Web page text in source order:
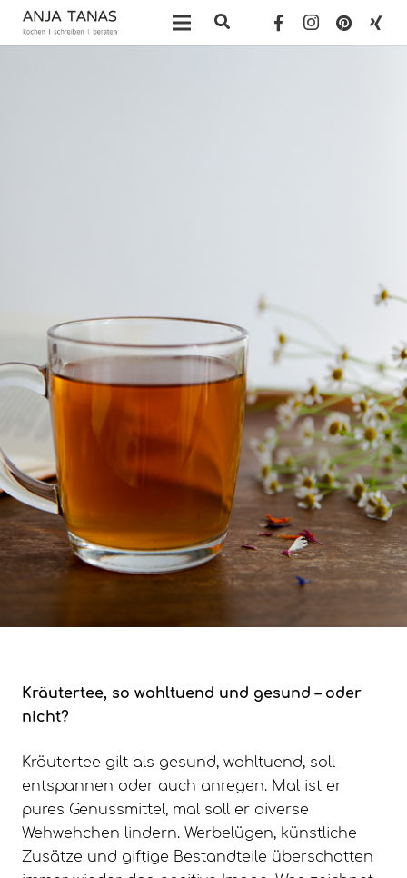
Kräutertee, so wohltuend und gesund – oder
nicht?
Kräutertee gilt als gesund, wohltuend, soll
entspannen oder auch anregen. Mal ist er
pures Genussmittel, mal soll er diverse
Wehwehchen lindern. Werbelügen, künstliche
Zusätze und giftige Bestandteile überschatten